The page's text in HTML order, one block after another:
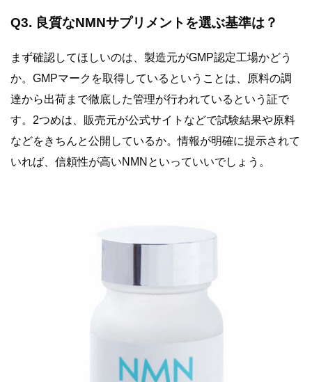
Q3. 良質なNMNサプリメントを選ぶ基準は？
まず確認してほしいのは、製造元がGMP認定工場かどう
か。GMPマークを取得しているということは、原料の調
達から出荷まで徹底した管理が行われているという証で
す。2つめは、販売元が公式サイトなどで試験結果や原料
などをきちんと公開しているか。情報が明確に提示されて
いれば、信頼性が高いNMNといっていいでしょう。